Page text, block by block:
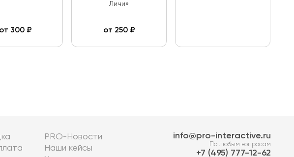
от 300₽
Личи»
от 250₽
PRO-Новости
Наши кейсы
info@pro-interactive.ru
По любым вопросам
7 (495) 777-12-62